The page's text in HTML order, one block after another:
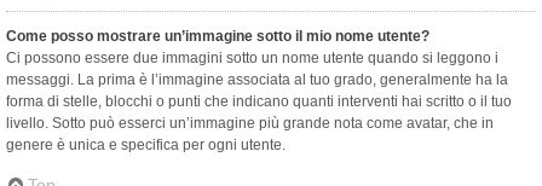
Come posso mostrare un’immagine sotto il mio nome utente?
Ci possono essere due immagini sotto un nome utente quando si leggono i
messaggi. La prima è l’immagine associata al tuo grado, generalmente ha la
forma di stelle, blocchi o punti che indicano quanti interventi hai scritto o il tuo
livello. Sotto può esserci un’immagine più grande nota come avatar, che in
genere è unica e specifica per ogni utente.